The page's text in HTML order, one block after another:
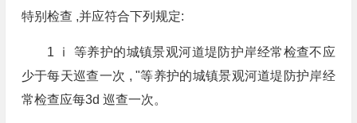
特别检查 ,并应符合下列规定:
1 ⅰ 等养护的城镇景观河道堤防护岸经常检查不应
少于每天巡查一次 , "等养护的城镇景观河道堤防护岸经
常检查应每3d 巡查一次。